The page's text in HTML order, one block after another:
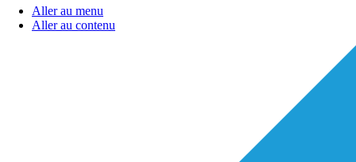
Aller au menu
Aller au contenu